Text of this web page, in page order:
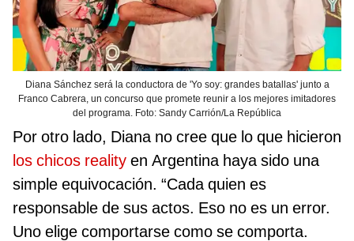
Diana Sánchez será la conductora de 'Yo soy: grandes batallas' junto a
Franco Cabrera, un concurso que promete reunir a los mejores imitadores
del programa. Foto: Sandy Carrión/La República
Por otro lado, Diana no cree que lo que hicieron
los chicos reality en Argentina haya sido una
simple equivocación. “Cada quien es
responsable de sus actos. Eso no es un error.
Uno elige comportarse como se comporta.